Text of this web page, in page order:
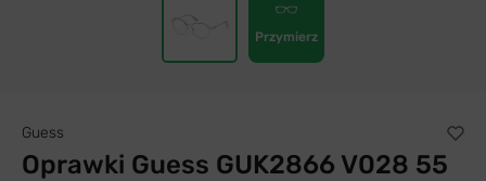
Przymierz
Guess
Oprawki Guess GUK2866 V028 55